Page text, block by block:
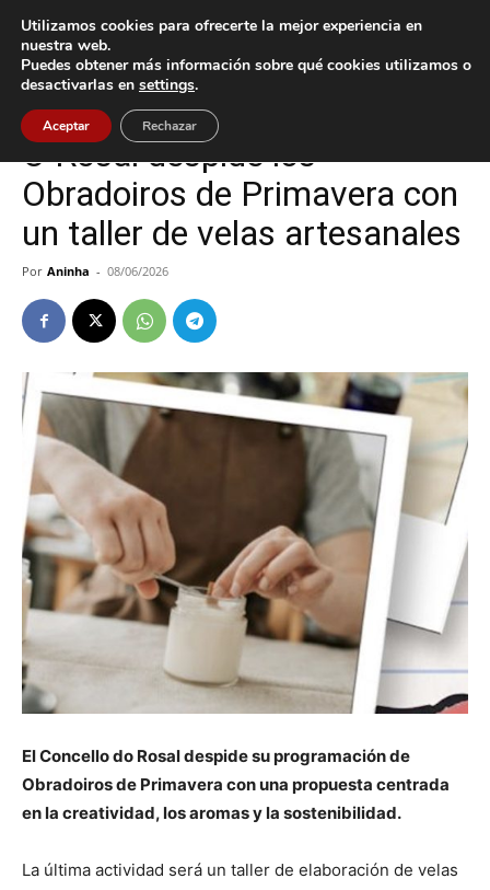
Inicio Cultura / Ocio
Cultura / Ocio O Rosal
O Rosal despide los
Obradoiros de Primavera con
un taller de velas artesanales
Por Aninha - 08/06/2026
El Concello do Rosal despide su programación de
Obradoiros de Primavera con una propuesta centrada
en la creatividad, los aromas y la sostenibilidad.
La última actividad será un taller de elaboración de velas
Utilizamos cookies para ofrecerte la mejor experiencia en
nuestra web.
Puedes obtener más información sobre qué cookies utilizamos o
desactivarlas en settings.
Aceptar Rechazar